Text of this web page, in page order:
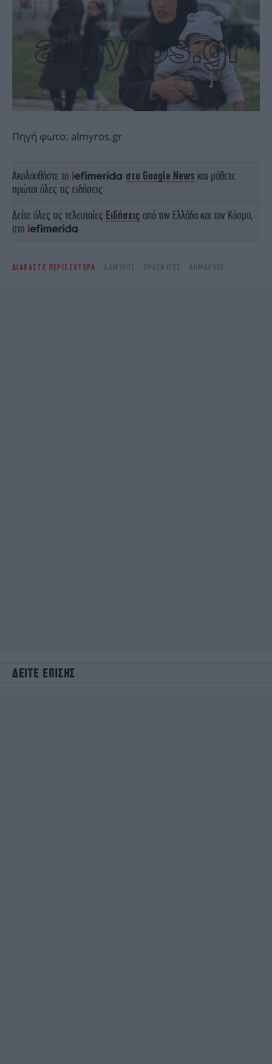
Πηγή φωτο: almyros.gr
Ακολουθήστε το στο Google News και μάθετε
πρώτοι όλες τις ειδήσεις
Δείτε όλες τις τελευταίες Ειδήσεις από την Ελλάδα και τον Κόσμο,
στο
ΔΙΑΒΑΣΤΕ ΠΕΡΙΣΣΟΤΕΡΑ ΑΛΜΥΡΌΣ ΠΡΌΣΦΥΓΕΣ ΔΉΜΑΡΧΟΣ
ΔΕΙΤΕ ΕΠΙΣΗΣ